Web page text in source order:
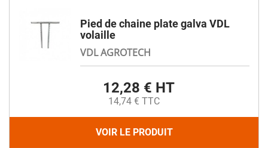
Pied de chaine plate galva VDL
volaille
VDL AGROTECH
12,28 € HT
14,74 € TTC
VOIR LE PRODUIT